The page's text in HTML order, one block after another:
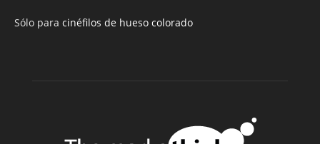
Sólo para cinéfilos de hueso colorado